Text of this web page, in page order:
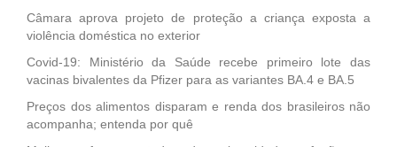
Câmara aprova projeto de proteção a criança exposta a
violência doméstica no exterior
Covid-19: Ministério da Saúde recebe primeiro lote das
vacinas bivalentes da Pfizer para as variantes BA.4 e BA.5
Preços dos alimentos disparam e renda dos brasileiros não
acompanha; entenda por quê